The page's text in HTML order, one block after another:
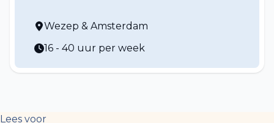
Wezep & Amsterdam
16 - 40 uur per week
Lees voor